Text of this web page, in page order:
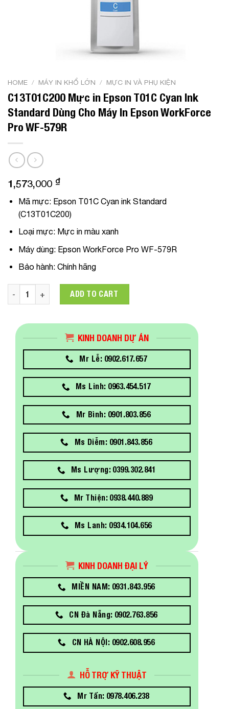
HOME / MÁY IN KHỔ LỚN / MỰC IN VÀ PHỤ KIỆN
C13T01C200 Mực in Epson T01C Cyan Ink
Standard Dùng Cho Máy In Epson WorkForce
Pro WF-579R
1,573,000 ₫
Mã mực: Epson T01C Cyan ink Standard
(C13T01C200)
Loại mực:Mực in màu xanh
Máy dùng: Epson WorkForce Pro WF-579R
Bảo hành:Chính hãng
C13T01C200 Mực in Epson T01C Cyan Ink Standard Dùng
ADD TO CART
KINH DOANH DỰ ÁN
Mr Lễ: 0902.617.657
Ms Linh: 0963.454.517
Mr Bình: 0901.803.856
Ms Diễm: 0901.843.856
Ms Lượng: 0399.302.841
Mr Thiện: 0938.440.889
Ms Lanh: 0934.104.656
KINH DOANH ĐẠI LÝ
MIỀN NAM: 0931.843.956
CN Đà Nẵng: 0902.763.856
CN HÀ NỘI: 0902.608.956
HỖ TRỢ KỸ THUẬT
Mr Tấn: 0978.406.238